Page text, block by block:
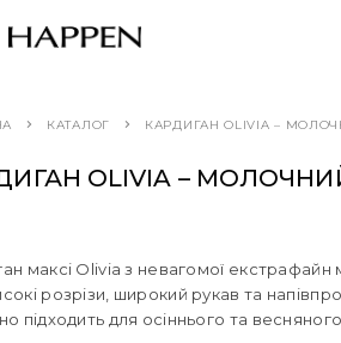
КАТАЛОГ КАРДИГАН OLIVIA –
OLIVIA –
максі Olivia з невагомої
розрізи, широкий рукав та
підходить для осіннього та